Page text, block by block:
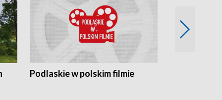
Podlaskie w polskim filmie